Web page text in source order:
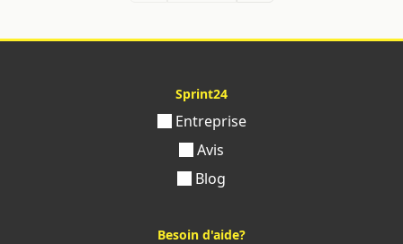
Sprint24
Entreprise
Avis
Blog
Besoin d'aide?